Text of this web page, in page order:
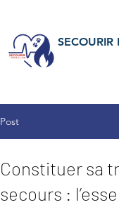
SECOURIR
Post
Constituer sa
secours :